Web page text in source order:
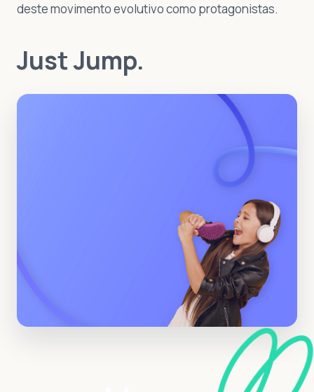
deste movimento evolutivo como protagonistas.
Just Jump.